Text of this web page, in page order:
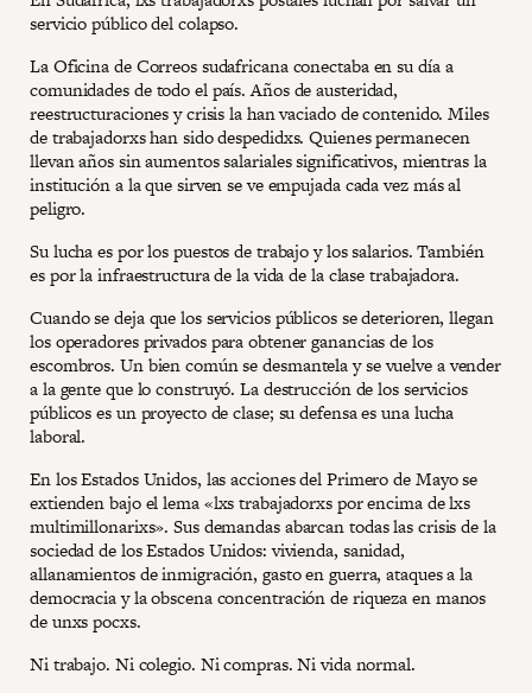
servicio público del colapso.
La Oficina de Correos sudafricana conectaba en su día a
comunidades de todo el país. Años de austeridad,
reestructuraciones y crisis la han vaciado de contenido. Miles
de trabajadorxs han sido despedidxs. Quienes permanecen
llevan años sin aumentos salariales significativos, mientras la
institución a la que sirven se ve empujada cada vez más al
peligro.
Su lucha es por los puestos de trabajo y los salarios. También
es por la infraestructura de la vida de la clase trabajadora.
Cuando se deja que los servicios públicos se deterioren, llegan
los operadores privados para obtener ganancias de los
escombros. Un bien común se desmantela y se vuelve a vender
a la gente que lo construyó. La destrucción de los servicios
públicos es un proyecto de clase; su defensa es una lucha
laboral.
En los Estados Unidos, las acciones del Primero de Mayo se
extienden bajo el lema «lxs trabajadorxs por encima de lxs
multimillonarixs». Sus demandas abarcan todas las crisis de la
sociedad de los Estados Unidos: vivienda, sanidad,
allanamientos de inmigración, gasto en guerra, ataques a la
democracia y la obscena concentración de riqueza en manos
de unxs pocxs.
Ni trabajo. Ni colegio. Ni compras. Ni vida normal.